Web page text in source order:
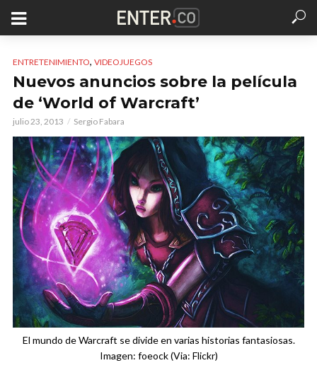
ENTRETENIMIENTO, VIDEOJUEGOS
Nuevos anuncios sobre la película
de ‘World of Warcraft’
julio 23, 2013 Sergio Fabara
El mundo de Warcraft se divide en varias historias fantasiosas.
Imagen: foeock (Via: Flickr)